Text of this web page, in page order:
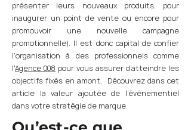
présenter leurs nouveaux produits, pour
inaugurer un point de vente ou encore pour
promouvoir une nouvelle campagne
promotionnelle). Il est donc capital de confier
l'organisation à des professionnels comme
l'Agence 008 pour vous assurer d’atteindre les
objectifs fixés en amont. Découvrez dans cet
article la valeur ajoutée de l’événementiel
dans votre stratégie de marque.